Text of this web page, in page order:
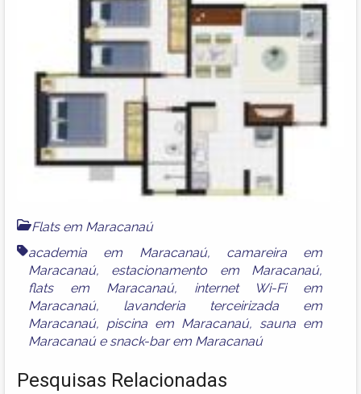
Flats em Maracanaú
academia em Maracanaú, camareira em
Maracanaú, estacionamento em Maracanaú,
flats em Maracanaú, internet Wi-Fi em
Maracanaú, lavanderia terceirizada em
Maracanaú, piscina em Maracanaú, sauna em
Maracanaúe snack-bar em Maracanaú
Pesquisas Relacionadas